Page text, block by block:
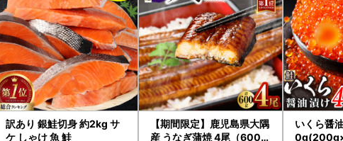
訳あり 銀鮭切身 約2kg サ
ケ しゃけ 魚 鮭
【期間限定】鹿児島県大隅
産 うなぎ蒲焼 4尾（600g
いくら醤